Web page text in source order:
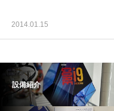
2014.01.15
設備紹介